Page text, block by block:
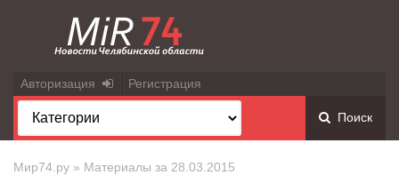
Авторизация Регистрация
Поиск
Мир74.ру » Материалы за 28.03.2015